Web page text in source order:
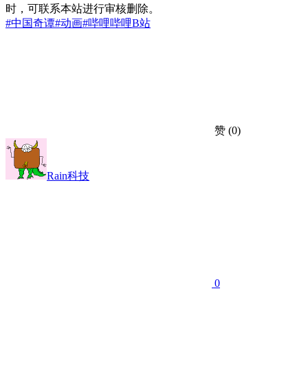
时，可联系本站进行审核删除。
#中国奇谭#动画#哔哩哔哩B站
赞 (0)
Rain科技
0